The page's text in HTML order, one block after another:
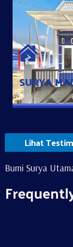
SURYA
SURYA
Satu-
jutaan
Lihat
Bumi Surya